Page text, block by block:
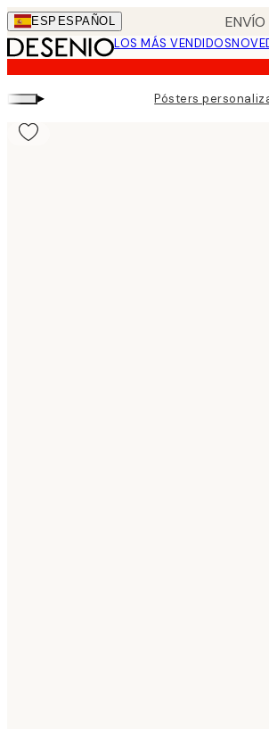
Skip
to
main
content.
ESP ESPAÑOL
LOS MÁS VENDIDOS
▸ Pósters